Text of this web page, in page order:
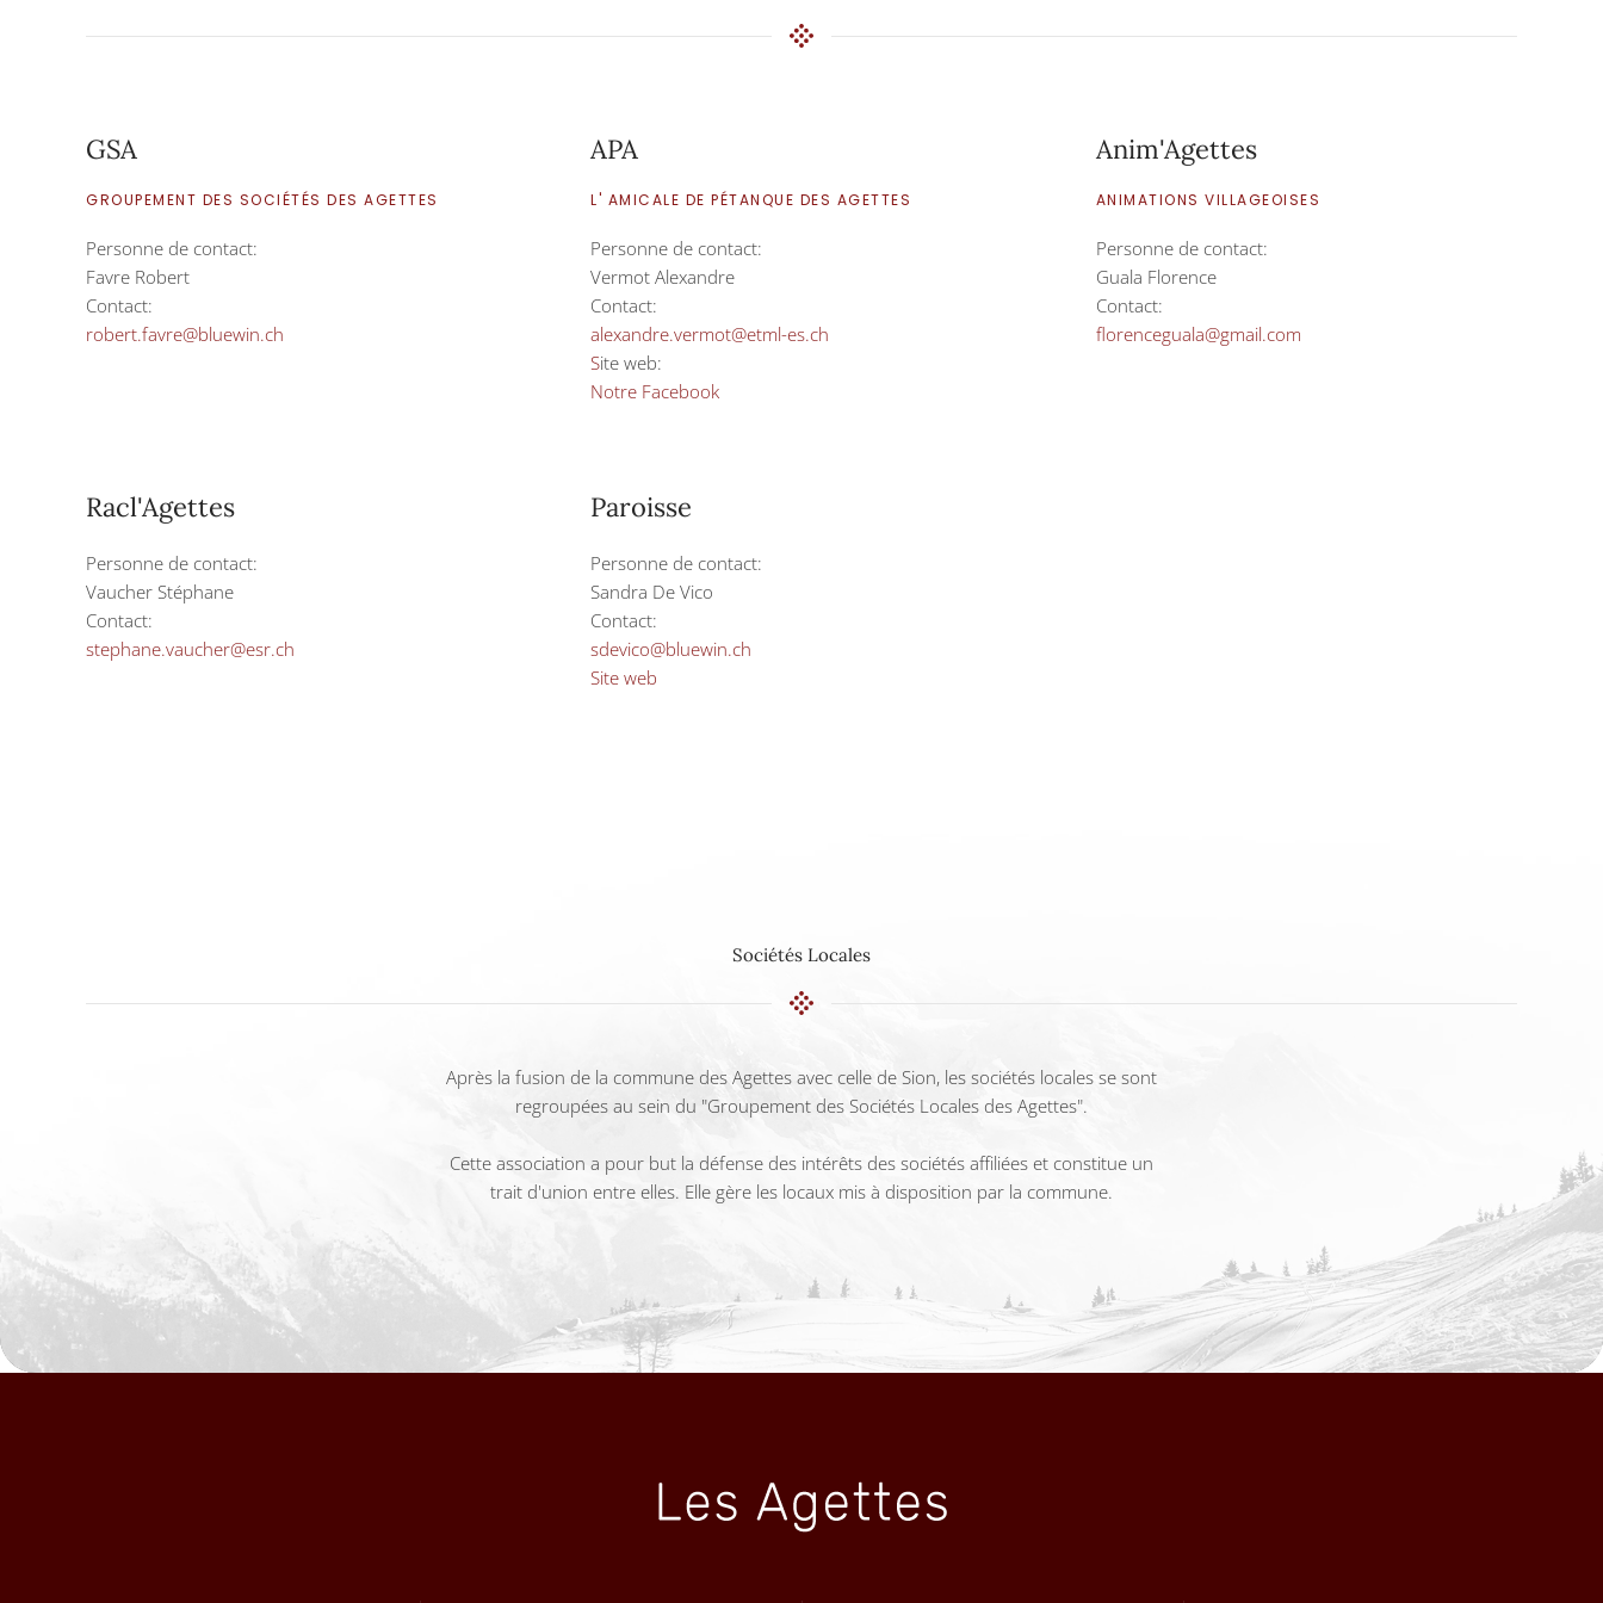
GSA
GROUPEMENT DES SOCIÉTÉS DES AGETTES
Personne de contact:
Favre Robert
Contact:
robert.favre@bluewin.ch
APA
L' AMICALE DE PÉTANQUE DES AGETTES
Personne de contact:
Vermot Alexandre
Contact:
alexandre.vermot@etml-es.ch
Site web:
Notre Facebook
Anim'Agettes
ANIMATIONS VILLAGEOISES
Personne de contact:
Guala Florence
Contact:
florenceguala@gmail.com
Racl'Agettes
Personne de contact:
Vaucher Stéphane
Contact:
stephane.vaucher@esr.ch
Paroisse
Personne de contact:
Sandra De Vico
Contact:
sdevico@bluewin.ch
Site web
Sociétés Locales
Après la fusion de la commune des Agettes avec celle de Sion, les sociétés locales se sont
regroupées au sein du "Groupement des Sociétés Locales des Agettes".
Cette association a pour but la défense des intérêts des sociétés affiliées et constitue un
trait d'union entre elles. Elle gère les locaux mis à disposition par la commune.